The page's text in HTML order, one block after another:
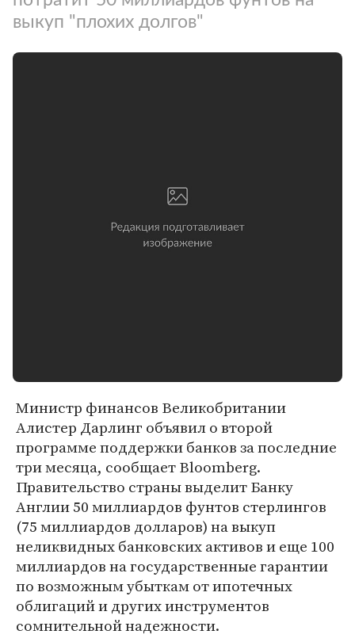
выкуп "плохих долгов"
Министр финансов Великобритании
Алистер Дарлинг объявил о второй
программе поддержки банков за последние
три месяца, сообщает Bloomberg.
Правительство страны выделит Банку
Англии 50 миллиардов фунтов стерлингов
(75 миллиардов долларов) на выкуп
неликвидных банковских активов и еще 100
миллиардов на государственные гарантии
по возможным убыткам от ипотечных
облигаций и других инструментов
сомнительной надежности.